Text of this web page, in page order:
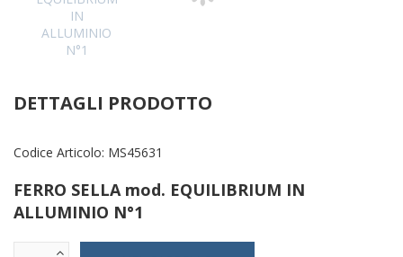
DETTAGLI PRODOTTO
Codice Articolo: MS45631
FERRO SELLA mod. EQUILIBRIUM IN
ALLUMINIO N°1